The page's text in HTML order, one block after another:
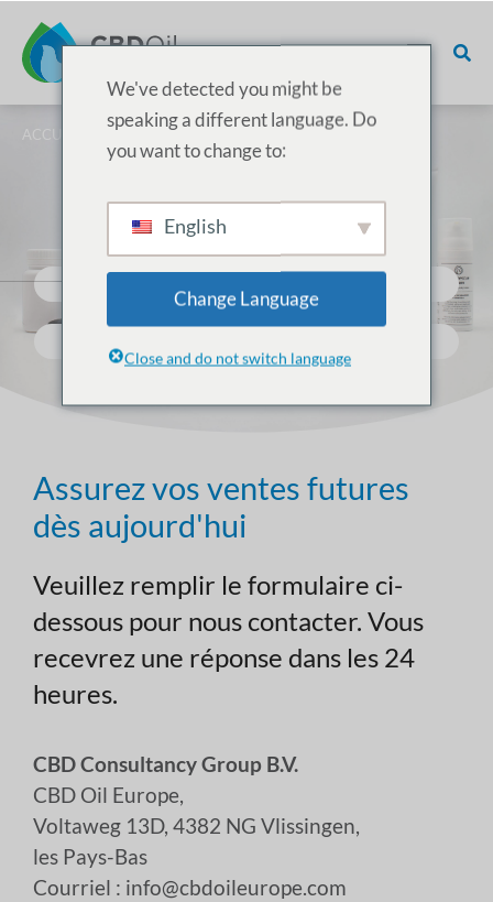
ACCUEIL / CONTACT
Parlons CBD !
Assurez vos ventes futures
dès aujourd'hui
Veuillez remplir le formulaire ci-
dessous pour nous contacter. Vous
recevrez une réponse dans les 24
heures.
CBD Consultancy Group B.V.
CBD Oil Europe,
Voltaweg 13D, 4382 NG Vlissingen,
les Pays-Bas
Courriel : info@cbdoileurope.com
We've detected you might be
speaking a different language. Do
you want to change to:
English
Change Language
Close and do not switch language